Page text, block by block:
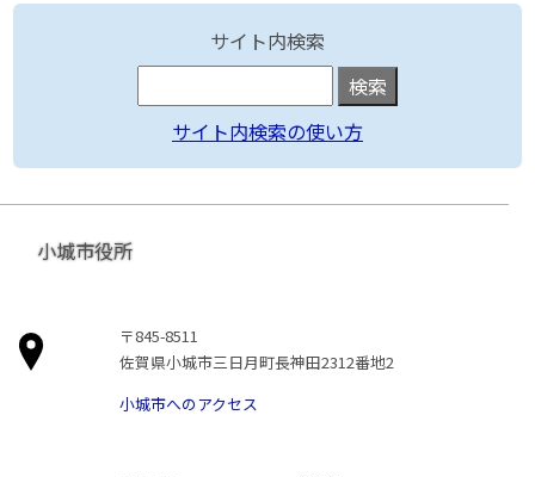
サイト内検索
サイト内検索の使い方
小城市役所
〒845-8511
佐賀県小城市三日月町長神田2312番地2
小城市へのアクセス